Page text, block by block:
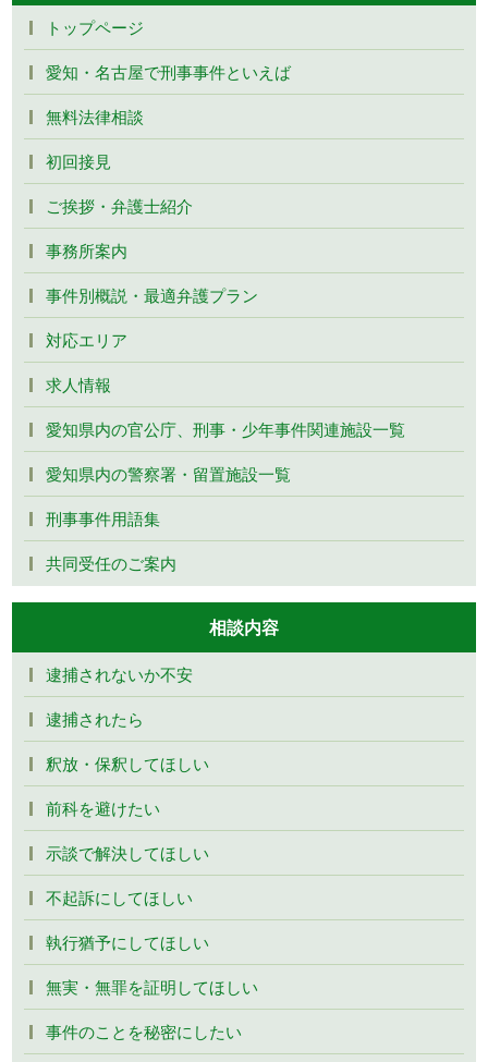
トップページ
愛知・名古屋で刑事事件といえば
無料法律相談
初回接見
ご挨拶・弁護士紹介
事務所案内
事件別概説・最適弁護プラン
対応エリア
求人情報
愛知県内の官公庁、刑事・少年事件関連施設一覧
愛知県内の警察署・留置施設一覧
刑事事件用語集
共同受任のご案内
相談内容
逮捕されないか不安
逮捕されたら
釈放・保釈してほしい
前科を避けたい
示談で解決してほしい
不起訴にしてほしい
執行猶予にしてほしい
無実・無罪を証明してほしい
事件のことを秘密にしたい